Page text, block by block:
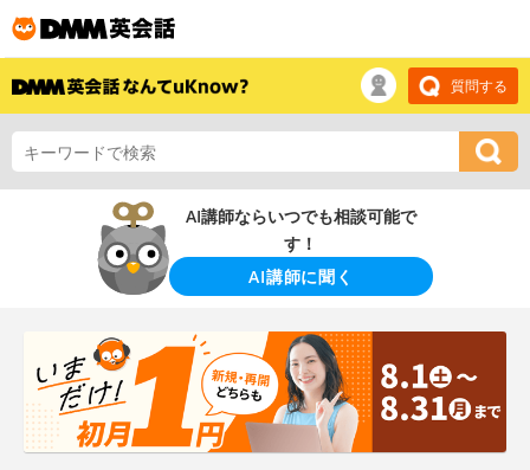
質問する
AI講師ならいつでも相談可能で
す！
AI講師に聞く